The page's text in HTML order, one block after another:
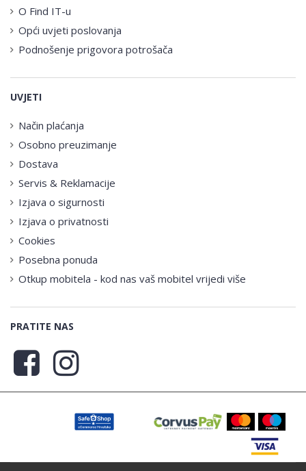
O Find IT-u
Opći uvjeti poslovanja
Podnošenje prigovora potrošača
UVJETI
Način plaćanja
Osobno preuzimanje
Dostava
Servis & Reklamacije
Izjava o sigurnosti
Izjava o privatnosti
Cookies
Posebna ponuda
Otkup mobitela - kod nas vaš mobitel vrijedi više
PRATITE NAS